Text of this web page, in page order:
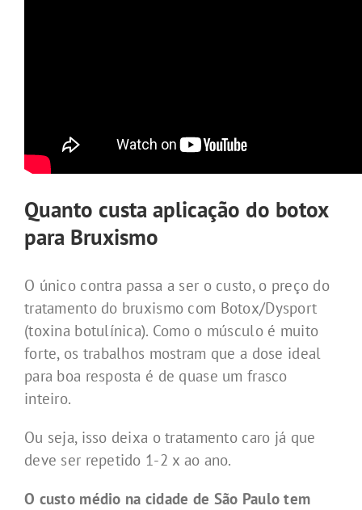
Quanto custa aplicação do botox
para Bruxismo
O único contra passa a ser o custo, o preço do
tratamento do bruxismo com Botox/Dysport
(toxina botulínica). Como o músculo é muito
forte, os trabalhos mostram que a dose ideal
para boa resposta é de quase um frasco
inteiro.
Ou seja, isso deixa o tratamento caro já que
deve ser repetido 1-2 x ao ano.
O custo médio na cidade de São Paulo tem